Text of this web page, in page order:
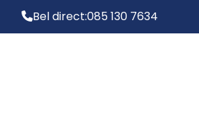
Bel direct:085 130 7634